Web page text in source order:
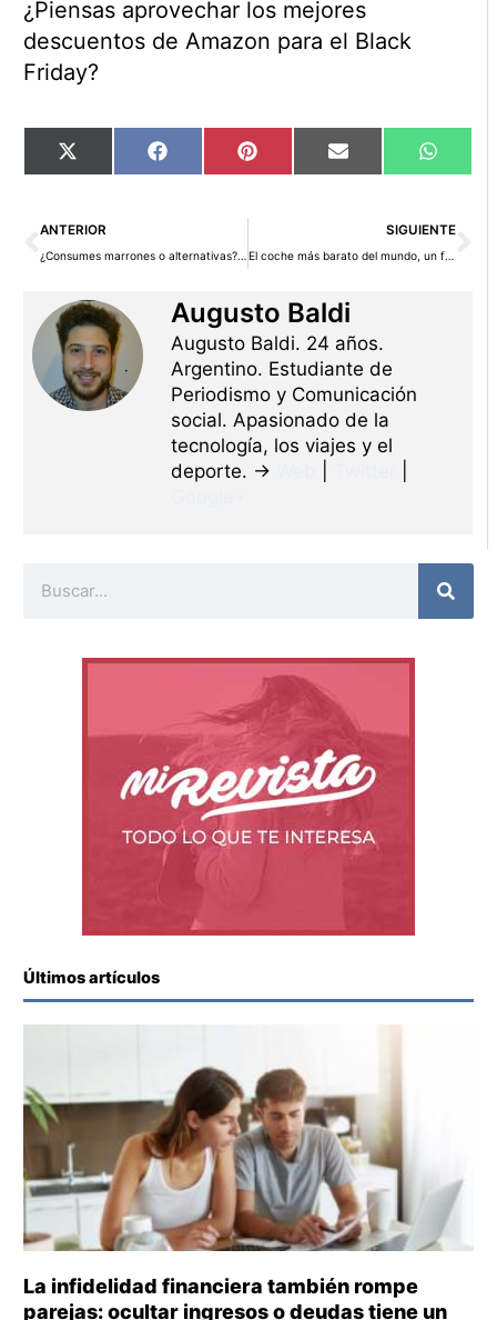
¿Piensas aprovechar los mejores
descuentos de Amazon para el Black
Friday?
Compartir
en
X
(Twitter)
Compartir
en
Facebook Compartir
en
Pinterest Compartir
en
Email
en
Ant
ANTERIOR
¿Consumes marrones o alternativas?: súmate a la campaña
SIGUIENTE
El coche más barato del mundo, un fracaso en ventas
Augusto Baldi
Augusto Baldi. 24 años.
Argentino. Estudiante de
Periodismo y Comunicación
social. Apasionado de la
tecnología, los viajes y el
deporte. →
Últimos artículos
La infidelidad financiera también rompe
parejas: ocultar ingresos o deudas tiene un